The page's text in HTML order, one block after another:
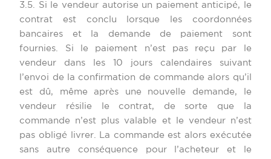
3.5. Si le vendeur autorise un paiement anticipé, le
contrat est conclu lorsque les coordonnées
bancaires et la demande de paiement sont
fournies. Si le paiement n’est pas reçu par le
vendeur dans les 10 jours calendaires suivant
l’envoi de la confirmation de commande alors qu’il
est dû, même après une nouvelle demande, le
vendeur résilie le contrat, de sorte que la
commande n’est plus valable et le vendeur n’est
pas obligé livrer. La commande est alors exécutée
sans autre conséquence pour l’acheteur et le